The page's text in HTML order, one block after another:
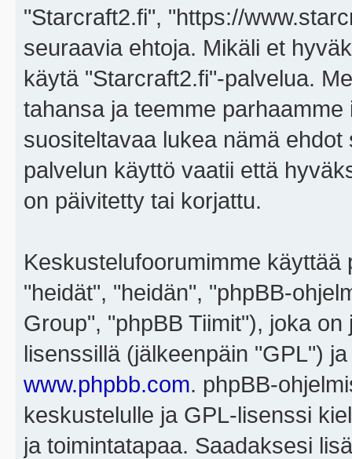
"Starcraft2.fi", "https://
seuraavia ehtoja. Mikäli et
käytä "Starcraft2.fi"-palvelua.
tahansa ja teemme
suositeltavaa lukea nämä
palvelun käyttö vaatii että
on päivitetty tai korjattu.
Keskustelufoorumimme
"heidät", "heidän", "phpBB-
Group", "phpBB Tiimit"), joka on
lisenssillä (jälkeenpäin "GPL")
www.phpbb.com. phpBB-
keskustelulle ja GPL-lisenssi
ja toimintatapaa. Saadaksesi